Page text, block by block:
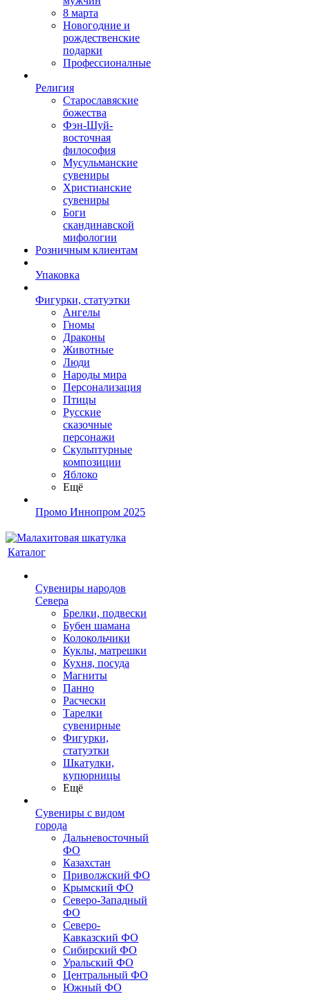
8 марта
Новогодние и
рождественские
подарки
Профессионалные
Религия
Старославяские
божества
Фэн-Шуй-
восточная
философия
Мусульманские
сувениры
Христианские
сувениры
Боги
скандинавской
мифологии
Розничным клиентам
Упаковка
Фигурки, статуэтки
Ангелы
Гномы
Драконы
Животные
Люди
Народы мира
Персонализация
Птицы
Русские
сказочные
персонажи
Скульптурные
композиции
Яблоко
Ещё
Промо Иннопром 2025
Каталог
Сувениры народов
Севера
Брелки, подвески
Бубен шамана
Колокольчики
Куклы, матрешки
Кухня, посуда
Магниты
Панно
Расчески
Тарелки
сувенирные
Фигурки,
статуэтки
Шкатулки,
купюрницы
Ещё
Сувениры с видом
города
Дальневосточный
ФО
Казахстан
Приволжский ФО
Крымский ФО
Северо-Западный
ФО
Северо-
Кавказский ФО
Сибирский ФО
Уральский ФО
Центральный ФО
Южный ФО